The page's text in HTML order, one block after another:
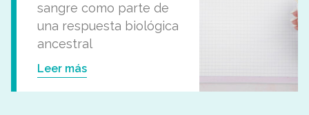
sangre como parte de
una respuesta biológica
ancestral
Leer más